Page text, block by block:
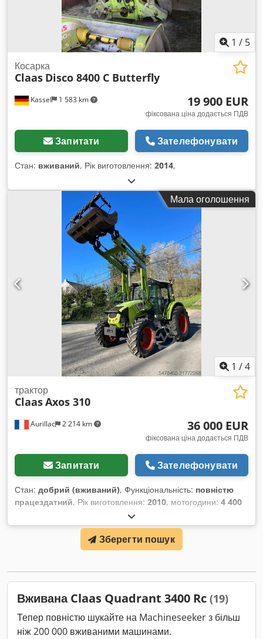
1 / 5
Kassel 1 583 km
Косарка
Claas Disco 8400 C Butterfly
19 900 EUR
фіксована ціна додається ПДВ
Запитати Зателефонувати
Стан: вживаний, Рік виготовлення: 2014,
Мала оголошення
1 /4
Aurillac 2 214 km
трактор
ClaasAxos 310
36 000 EUR
фіксована ціна додається ПДВ
Запитати Зателефонувати
Стан: добрий (вживаний), Функціональність: повністю
працездатний, Рік виготовлення: 2010, мотогодини: 4 400
55,16 кВт (75,00 к.с.)
транспортного засобу:A2204DAA2203584, Обладнання:
, Гідравлічний реверсор, без кондиціонера,
навантажувач FL80 Dodpjy Eq Upjfx Adlowa
Зберегти пошук
Вживана Claas Quadrant 3400 Rc (19)
Тепер повністю шукайте на Machineseeker з більш
ніж 200 000 вживаними машинами.